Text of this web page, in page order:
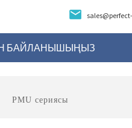
БАЙЛАНЫШЫҢЫЗ
PMU сериясы